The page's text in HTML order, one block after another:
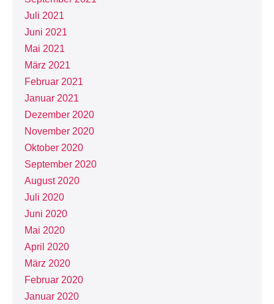
Juli 2021
Juni 2021
Mai 2021
März 2021
Februar 2021
Januar 2021
Dezember 2020
November 2020
Oktober 2020
September 2020
August 2020
Juli 2020
Juni 2020
Mai 2020
April 2020
März 2020
Februar 2020
Januar 2020